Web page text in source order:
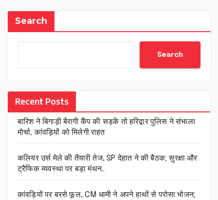
Search
Search
Recent Posts
बारिश ने बिगाड़ी बैरागी कैंप की सड़कें तो हरिद्वार पुलिस ने संभाला
मोर्चा, कांवड़ियों को मिलेगी राहत
कलियर उर्स मेले की तैयारी तेज, SP देहात ने की बैठक; सुरक्षा और
ट्रैफिक व्यवस्था पर बड़ा मंथन..
कांवड़ियों पर बरसे फूल, CM धामी ने अपने हाथों से परोसा भोजन;